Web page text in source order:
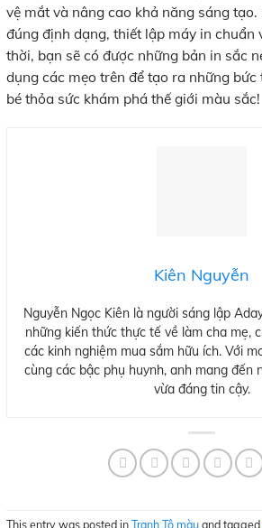
vệ mắt và nâng cao khả năng sáng
đúng định dạng, thiết lập máy in chuẩn
thời, bạn sẽ có được những bản in sắc
dụng các mẹo trên để tạo ra những
bé thỏa sức khám phá thế giới màu sắc!
Kiên Nguyễn
Nguyễn Ngọc Kiên là người sáng lập
những kiến thức thực tế về làm cha mẹ,
các kinh nghiệm mua sắm hữu ích. Với
cùng các bậc phụ huynh, anh mang đến
vừa đáng tin cậy.
This entry was posted in Tranh Tô màu and tagged